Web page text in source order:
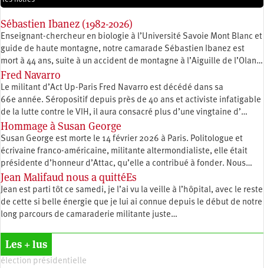
Sébastien Ibanez (1982-2026)
Enseignant-chercheur en biologie à l’Université Savoie Mont Blanc et
guide de haute montagne, notre camarade Sébastien Ibanez est
mort à 44 ans, suite à un accident de montagne à l’Aiguille de l’Olan…
Fred Navarro
Le militant d’Act Up-Paris Fred Navarro est décédé dans sa
66e année. Séropositif depuis près de 40 ans et activiste infatigable
de la lutte contre le VIH, il aura consacré plus d’une vingtaine d’…
Hommage à Susan George
Susan George est morte le 14 février 2026 à Paris. Politologue et
écrivaine franco-américaine, militante altermondialiste, elle était
présidente d’honneur d’Attac, qu’elle a contribué à fonder. Nous…
Jean Malifaud nous a quittéEs
Jean est parti tôt ce samedi, je l’ai vu la veille à l’hôpital, avec le reste
de cette si belle énergie que je lui ai connue depuis le début de notre
long parcours de camaraderie militante juste…
Les + lus
élection présidentielle